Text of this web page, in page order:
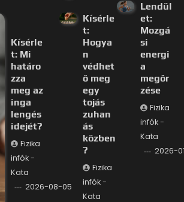
Kísérle
t: Mi
határo
zza
meg az
inga
lengés
idejét?
Fizika
infók -
Kata
2026-08-05
Kísérle
t:
Hogya
n
védhet
ő meg
egy
tojás
zuhan
ás
közben
?
Fizika
infók -
Kata
Lendül
et:
Mozgá
si
energi
a
megőr
zése
Fizika
infók -
Kata
2026-